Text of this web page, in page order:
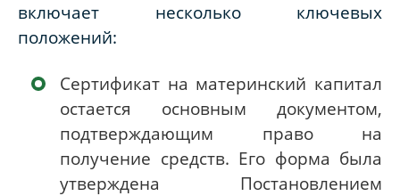
включает несколько ключевых
положений:
Сертификат на материнский капитал
остается основным документом,
подтверждающим право на
получение средств. Его форма была
утверждена Постановлением